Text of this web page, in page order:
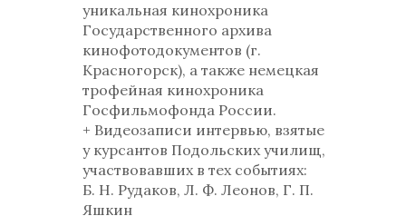
уникальная кинохроника
Государственного архива
кинофотодокументов (г.
Красногорск), а также немецкая
трофейная кинохроника
Госфильмофонда России.
+ Видеозаписи интервью, взятые
у курсантов Подольских училищ,
участвовавших в тех событиях:
Б. Н. Рудаков, Л. Ф. Леонов, Г. П.
Яшкин